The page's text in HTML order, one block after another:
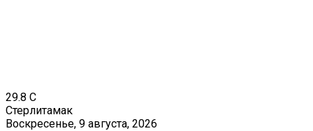
29.8 C
Стерлитамак
Воскресенье, 9 августа, 2026